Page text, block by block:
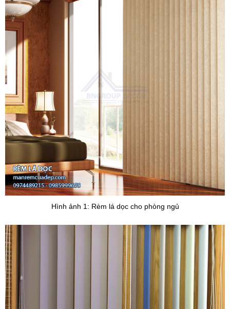
Hình ảnh 1: Rèm lá dọc cho phòng ngủ